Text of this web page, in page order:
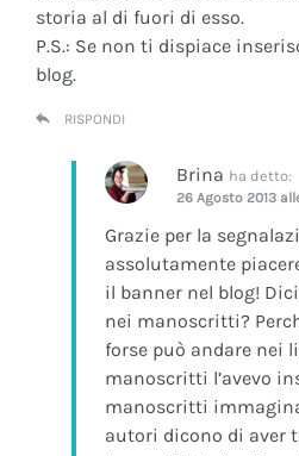
storia al di fuori di esso.
P.S.: Se non ti dispiace
blog.
RISPONDI
Brina ha detto:
26 Agosto 2013
Grazie per la
assolutamente
il banner nel blog!
nei manoscritti?
forse può andare nei
manoscritti l’avevo
manoscritti
autori dicono di aver